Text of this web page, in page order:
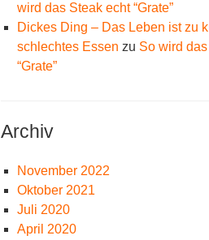
wird das Steak echt “Grate”
Dickes Ding – Das Leben ist zu
schlechtes Essen zu So wird
“Grate”
Archiv
November 2022
Oktober 2021
Juli 2020
April 2020